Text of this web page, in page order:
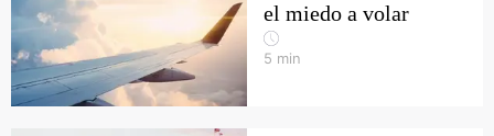
el miedo a volar
5 min